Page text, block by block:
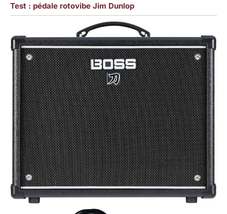
Test : pédale rotovibe Jim Dunlop